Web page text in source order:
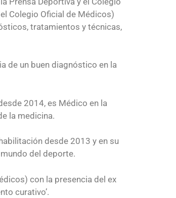
Colegio Oficial de Médicos)
tratamientos y técnicas,
de un buen diagnóstico en la
2014, es Médico en la
la medicina.
desde 2013 y en su
del deporte.
con la presencia del ex
curativo’.